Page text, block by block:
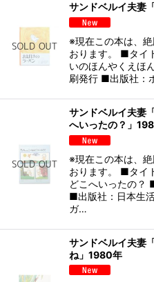
サンドベルイ夫妻
※現在この本は、
おります。 ■タイ
いのほんやくえ
刷発行 ■出版社：
サンドベルイ夫妻
へいったの？」
※現在この本は、
おります。 ■タイ
どこへいったの
■出版社：日本生
ガ…
サンドベルイ夫妻
ね」1980年